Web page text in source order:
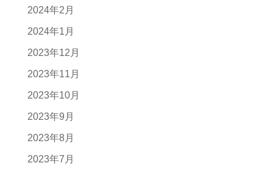
2024年2月
2024年1月
2023年12月
2023年11月
2023年10月
2023年9月
2023年8月
2023年7月